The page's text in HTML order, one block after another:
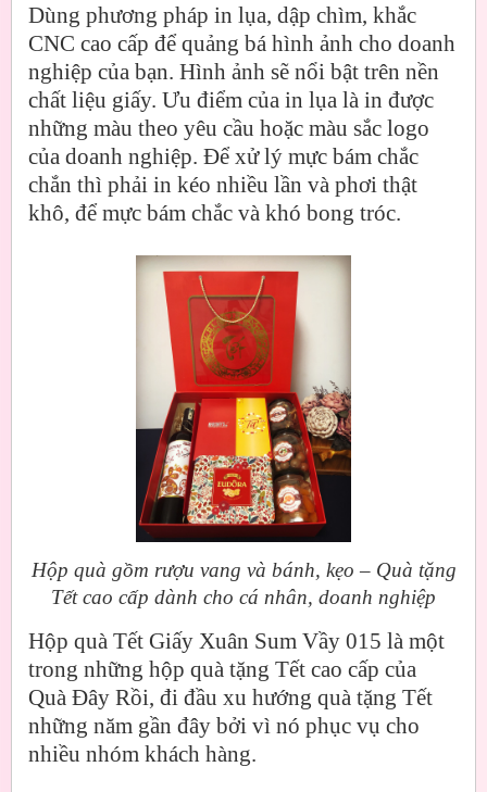
Dùng phương pháp in lụa, dập chìm, khắc
CNC cao cấp để quảng bá hình ảnh cho doanh
nghiệp của bạn. Hình ảnh sẽ nổi bật trên nền
chất liệu giấy. Ưu điểm của in lụa là in được
những màu theo yêu cầu hoặc màu sắc logo
của doanh nghiệp. Để xử lý mực bám chắc
chắn thì phải in kéo nhiều lần và phơi thật
khô, để mực bám chắc và khó bong tróc.
Hộp quà gồm rượu vang và bánh, kẹo – Quà tặng
Tết cao cấp dành cho cá nhân, doanh nghiệp
Hộp quà Tết Giấy Xuân Sum Vầy 015 là một
trong những hộp quà tặng Tết cao cấp của
Quà Đây Rồi, đi đầu xu hướng quà tặng Tết
những năm gần đây bởi vì nó phục vụ cho
nhiều nhóm khách hàng.